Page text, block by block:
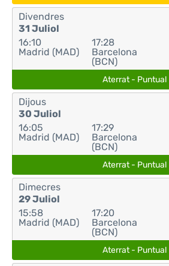
Divendres
31 Juliol
16:10
Madrid (MAD)
17:28
Barcelona
(BCN)
Aterrat - Puntual
Dijous
30 Juliol
16:05
Madrid (MAD)
17:29
Barcelona
(BCN)
Aterrat - Puntual
Dimecres
29 Juliol
15:58
Madrid (MAD)
17:20
Barcelona
(BCN)
Aterrat - Puntual